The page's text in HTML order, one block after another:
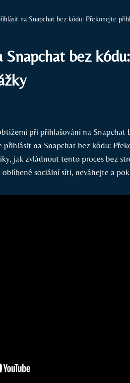
na Snapchat bez kódu: Překonejte
Snapchat bez
při přihlašování na Snapchat
přihlásit na Snapchat bez kódu:
jak zvládnout tento proces bez
sociální síti, neváhejte a